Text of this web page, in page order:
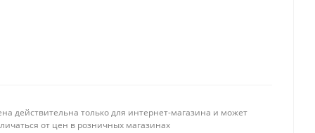
действительна только для интернет-магазина и может
от цен в розничных магазинах